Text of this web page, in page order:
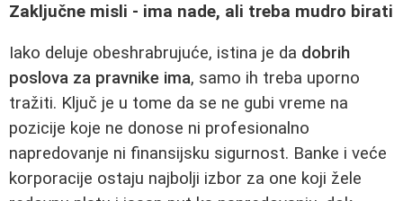
Zaključne misli - ima nade, ali treba mudro birati
Iako deluje obeshrabrujuće, istina je da dobrih
poslova za pravnike ima, samo ih treba uporno
tražiti. Ključ je u tome da se ne gubi vreme na
pozicije koje ne donose ni profesionalno
napredovanje ni finansijsku sigurnost. Banke i veće
korporacije ostaju najbolji izbor za one koji žele